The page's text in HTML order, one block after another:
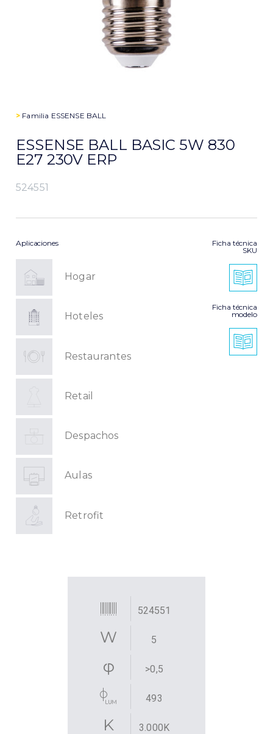
> Familia ESSENSE BALL
ESSENSE BALL BASIC 5W 830
E27 230V ERP
524551
Aplicaciones
Hogar
Hoteles
Restaurantes
Retail
Despachos
Aulas
Retrofit
Ficha técnica
SKU
Ficha técnica
modelo
524551
5
>0,5
493
3.000K